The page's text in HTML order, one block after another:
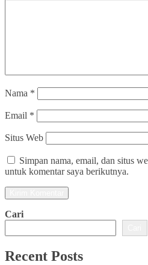
Nama *
Email *
Situs Web
Simpan nama, email, dan situs
untuk komentar saya berikutnya.
Cari
Recent Posts